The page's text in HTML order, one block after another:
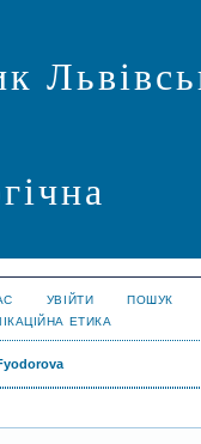
УВІЙТИ
ПОШУК
ЕТИКА